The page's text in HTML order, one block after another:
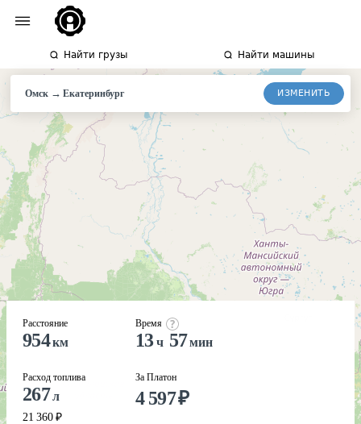
Найти грузы Найти машины
Омск→Екатеринбург ИЗМЕНИТЬ
Расстояние
954км
Расход топлива
267л
21 360 ₽
Время
13ч 57мин
За Платон
4 597₽